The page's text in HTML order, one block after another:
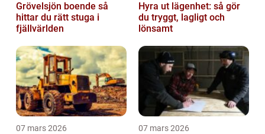
Grövelsjön boende så
hittar du rätt stuga i
fjällvärlden
Hyra ut lägenhet: så gör
du tryggt, lagligt och
lönsamt
07 mars 2026 07 mars 2026